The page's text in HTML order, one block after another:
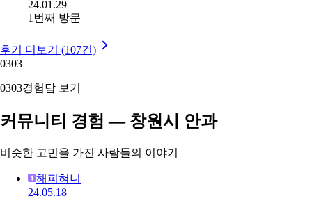
24.01.29
1번째 방문
후기 더보기 (107건)
0303
0303경험담 보기
커뮤니티 경험 — 창원시 안과
비슷한 고민을 가진 사람들의 이야기
해피혀니
24.05.18